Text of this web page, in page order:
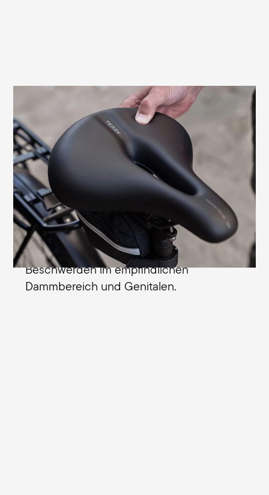
Verhindert Sitzdruck und Taubheitsgefühle
Bei Männern kann es im Dammbereich
durch Druck des Sattels zu einer
Kompression von Nerven und Gefäßen
kommen. Dies führt häufig zu
Taubheitsgefühlen. Die speziell der
männlichen Anatomie angepasste
Entlastungsöffnung des Terry Anatomica
Flex Gel Men verhindert diese typischen
Beschwerden im empfindlichen
Dammbereich und Genitalen.